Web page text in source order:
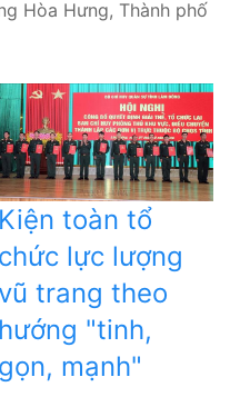
Hòa Hưng, Thành phố
Kiện toàn tổ
chức lực lượng
vũ trang theo
hướng "tinh,
gọn, mạnh"